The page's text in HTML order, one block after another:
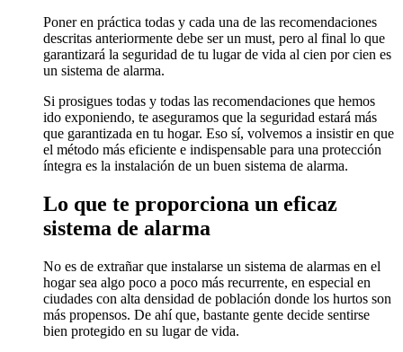
Poner en práctica todas y cada una de las recomendaciones
descritas anteriormente debe ser un must, pero al final lo que
garantizará la seguridad de tu lugar de vida al cien por cien es
un sistema de alarma.
Si prosigues todas y todas las recomendaciones que hemos
ido exponiendo, te aseguramos que la seguridad estará más
que garantizada en tu hogar. Eso sí, volvemos a insistir en que
el método más eficiente e indispensable para una protección
íntegra es la instalación de un buen sistema de alarma.
Lo que te proporciona un eficaz
sistema de alarma
No es de extrañar que instalarse un sistema de alarmas en el
hogar sea algo poco a poco más recurrente, en especial en
ciudades con alta densidad de población donde los hurtos son
más propensos. De ahí que, bastante gente decide sentirse
bien protegido en su lugar de vida.